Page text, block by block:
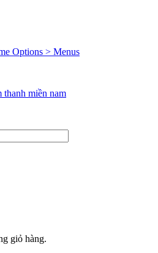
Options > Menus
giỏ hàng.